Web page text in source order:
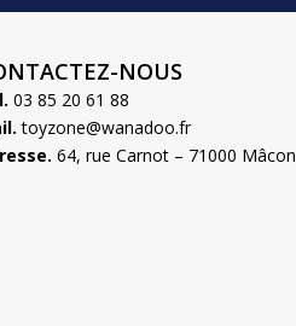
NOUS
03 85 20 61 88
toyzone@wanadoo.fr
64, rue Carnot – 71000 Mâcon